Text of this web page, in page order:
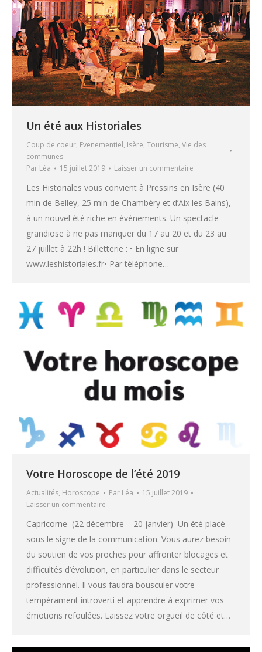
Un été aux Historiales
Coup de coeur, Evenementiel, Isère, Tourisme, Vie des
communes
Par Léa 15 juillet 2019 Laisser un commentaire
Les Historiales vous convient à Pressins en Isère (40
min de Belley, 25 min de Chambéry et d’Aix les Bains),
à un nouvel été riche en évènements. Un spectacle
grandiose à ne pas manquer du 17 au 20 et du 23 au
27 juillet à 22h ! Billetterie : • En ligne sur
www.leshistoriales.fr• Par téléphone…
Votre Horoscope de l’été 2019
Actualités, Horoscope Par Léa
15 juillet 2019
Laisser un commentaire
Capricorne (22 décembre – 20 janvier) Un été placé
sous le signe de la communication. Vous aurez besoin
du soutien de vos proches pour affronter blocages et
difficultés d’évolution, en particulier dans le secteur
professionnel. Il vous faudra bousculer votre
tempérament introverti et apprendre à exprimer vos
émotions refoulées. Laissez votre orgueil de côté et…